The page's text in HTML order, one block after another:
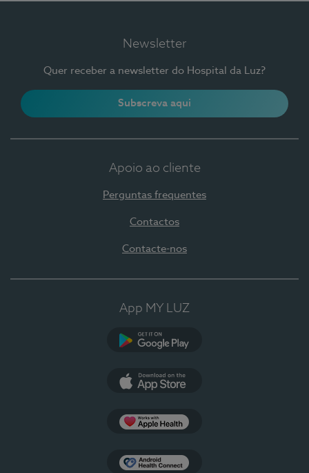
Newsletter
Quer receber a newsletter do Hospital da Luz?
Subscreva aqui
Apoio ao cliente
Perguntas frequentes
Contactos
Contacte-nos
App MY LUZ